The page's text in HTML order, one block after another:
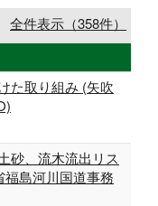
全件表示（358件）
た取り組み (矢吹
砂、流木流出リス
福島河川国道事務